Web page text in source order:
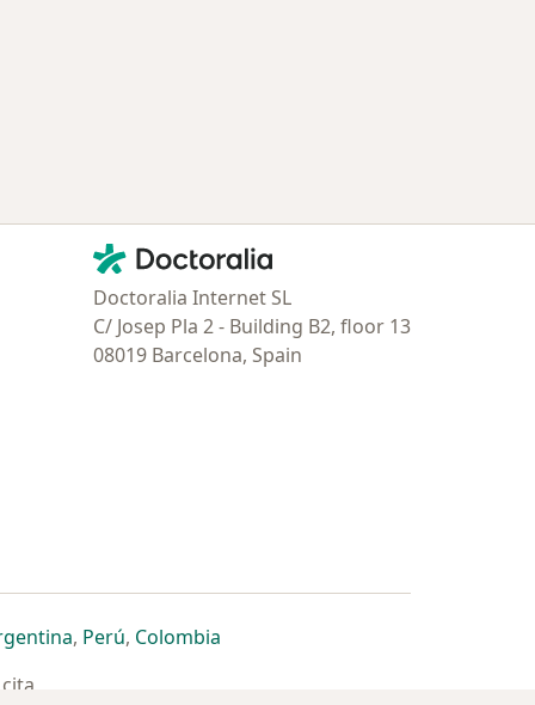
Contacto
Doctoralia - Página de inicio
Doctoralia Internet SL
C/ Josep Pla 2 - Building B2, floor 13
08019 Barcelona, Spain
pestaña
una nueva pestaña
en una nueva pestaña
se abre en una nueva pestaña
, Perúse abre en una nueva pestaña
, Colombiase abre en una nueva pestaña